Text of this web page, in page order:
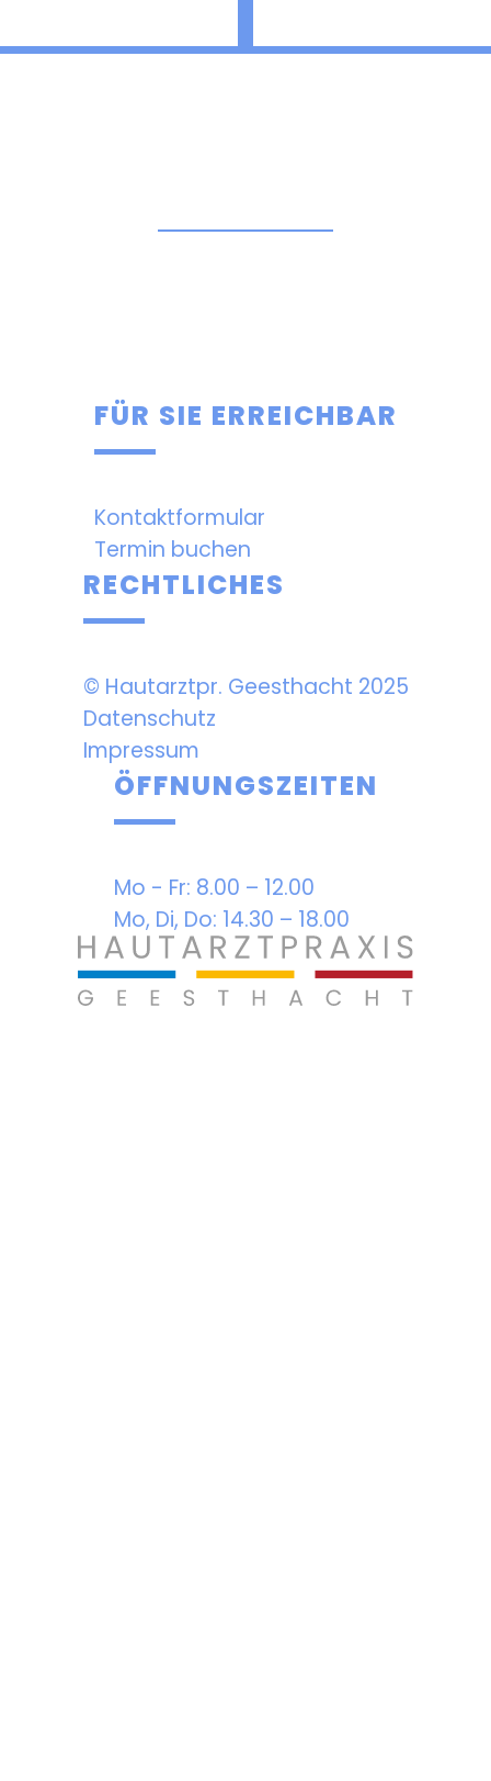
FÜR SIE ERREICHBAR
Kontaktformular
Termin buchen
RECHTLICHES
© Hautarztpr.­ Geesthacht 2025
Datenschutz
Impressum
ÖFFNUNGSZEITEN
Mo - Fr: 8.00 – 12.00
Mo, Di, Do: 14.30 – 18.00